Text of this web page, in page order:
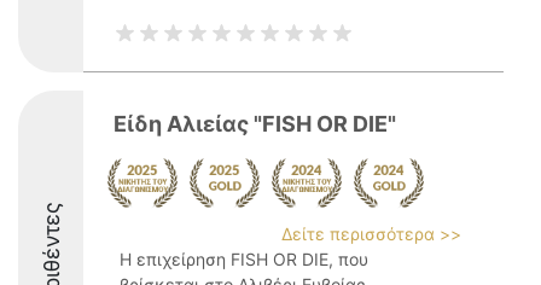
Είδη Αλιείας "FISH OR DIE"
Δείτε περισσότερα >>
Η επιχείρηση FISH OR DIE, που